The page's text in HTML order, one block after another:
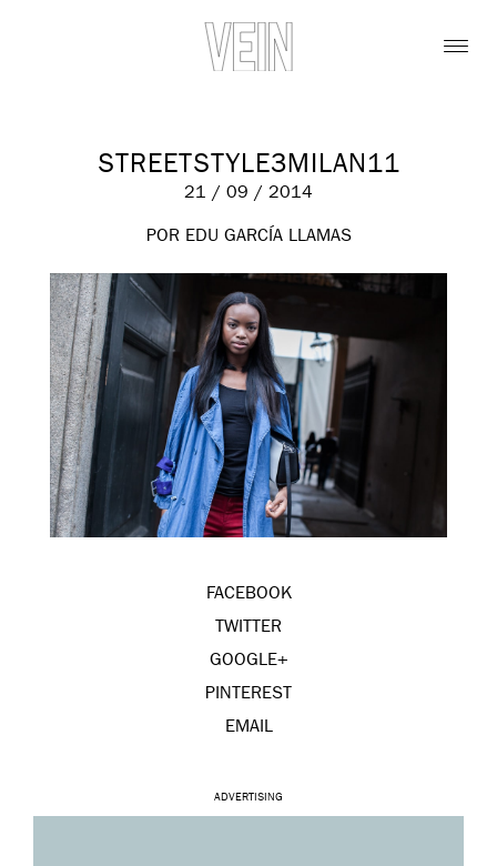
STREETSTYLE3MILAN11
21 / 09 / 2014
POR EDU GARCÍA LLAMAS
FACEBOOK
TWITTER
GOOGLE+
PINTEREST
EMAIL
ADVERTISING